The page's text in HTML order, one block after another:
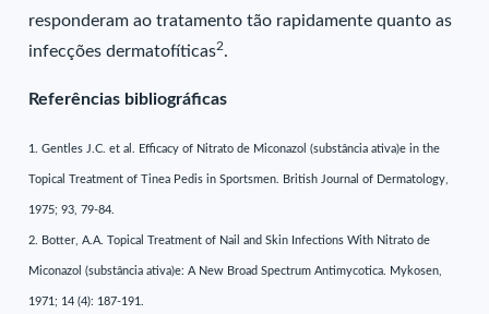
responderam ao tratamento tão rapidamente quanto as
infecções dermatofíticas2.
Referências bibliográficas
1. Gentles J.C. et al. Efficacy of Nitrato de Miconazol (substância ativa)e in the
Topical Treatment of Tinea Pedis in Sportsmen. British Journal of Dermatology,
1975; 93, 79-84.
2. Botter, A.A. Topical Treatment of Nail and Skin Infections With Nitrato de
Miconazol (substância ativa)e: A New Broad Spectrum Antimycotica. Mykosen,
1971; 14 (4): 187-191.